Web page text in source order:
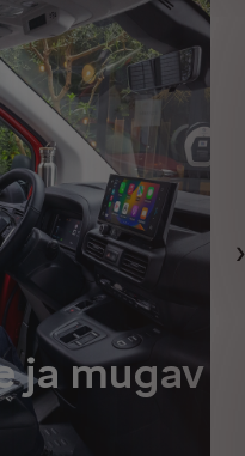
ja mugav